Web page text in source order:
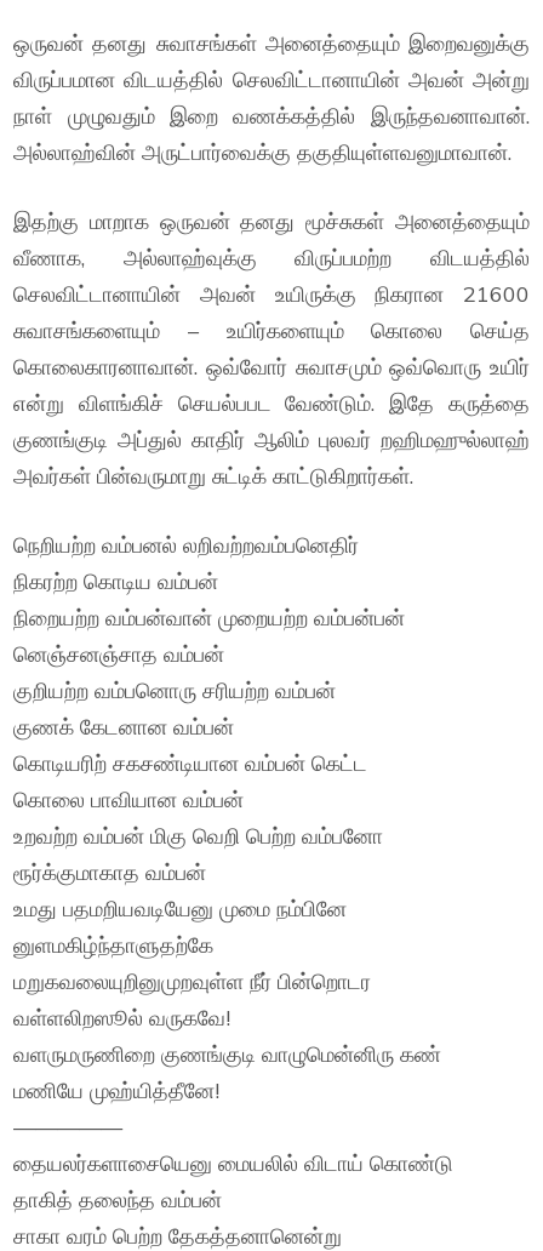
ஒருவன் தனது சுவாசங்கள் அனைத்தையும் இறைவனுக்கு
விருப்பமான விடயத்தில் செலவிட்டானாயின் அவன் அன்று
நாள் முழுவதும் இறை வணக்கத்தில் இருந்தவனாவான்.
அல்லாஹ்வின் அருட்பார்வைக்கு தகுதியுள்ளவனுமாவான்.
இதற்கு மாறாக ஒருவன் தனது மூச்சுகள் அனைத்தையும்
வீணாக, அல்லாஹ்வுக்கு விருப்பமற்ற விடயத்தில்
செலவிட்டானாயின் அவன் உயிருக்கு நிகரான 21600
சுவாசங்களையும் – உயிர்களையும் கொலை செய்த
கொலைகாரனாவான். ஒவ்வோர் சுவாசமும் ஒவ்வொரு உயிர்
என்று விளங்கிச் செயல்பபட வேண்டும். இதே கருத்தை
குணங்குடி அப்துல் காதிர் ஆலிம் புலவர் றஹிமஹுல்லாஹ்
அவர்கள் பின்வருமாறு சுட்டிக் காட்டுகிறார்கள்.
நெறியற்ற வம்பனல் லறிவற்றவம்பனெதிர்
நிகரற்ற கொடிய வம்பன்
நிறையற்ற வம்பன்வான் முறையற்ற வம்பன்பன்
னெஞ்சனஞ்சாத வம்பன்
குறியற்ற வம்பனொரு சரியற்ற வம்பன்
குணக் கேடனான வம்பன்
கொடியரிற் சகசண்டியான வம்பன் கெட்ட
கொலை பாவியான வம்பன்
உறவற்ற வம்பன் மிகு வெறி பெற்ற வம்பனோ
ரூர்க்குமாகாத வம்பன்
உமது பதமறியவடியேனு முமை நம்பினே
னுளமகிழ்ந்தாளுதற்கே
மறுகவலையுறினுமுறவுள்ள நீர் பின்றொடர
வள்ளலிறஸூல் வருகவே!
வளருமருணிறை குணங்குடி வாழுமென்னிரு கண்
மணியே முஹ்யித்தீனே!
—————
தையலர்களாசையெனு மையலில் விடாய் கொண்டு
தாகித் தலைந்த வம்பன்
சாகா வரம் பெற்ற தேகத்தனானென்று